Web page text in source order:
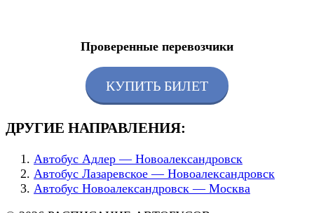
Проверенные перевозчики
КУПИТЬ БИЛЕТ
ДРУГИЕ НАПРАВЛЕНИЯ:
Автобус Адлер — Новоалександровск
Автобус Лазаревское — Новоалександровск
Автобус Новоалександровск — Москва